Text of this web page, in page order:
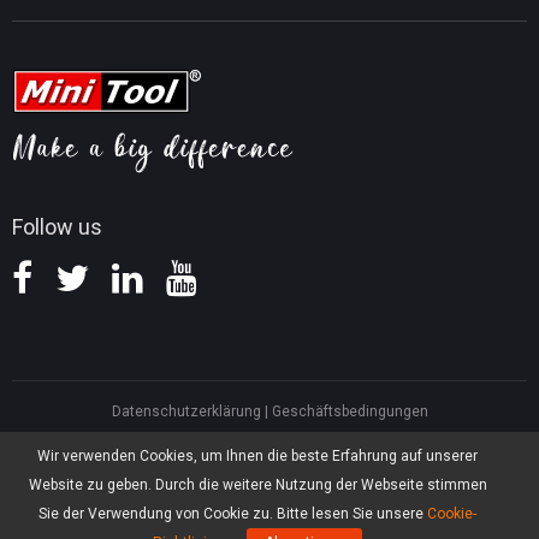
Wir verwenden Cookies, um Ihnen die beste Erfahrung auf unserer
Website zu geben. Durch die weitere Nutzung der Webseite stimmen
Sie der Verwendung von Cookie zu. Bitte lesen Sie unsere Cookie-
Follow us
Tipps für Videokonvertierung
Tipps für Bildschirmaufnahmen
Wissensdatenbank
Hilfe
Datenschutzerklärung | Geschäftsbedingungen
Columbia, V6B 2Z4
Asia, Hong Kong, Suite 820,8/F., Ocean Centre, Harbour City, 5 Canton Road,
Tsim Sha Tsui, Kowloon